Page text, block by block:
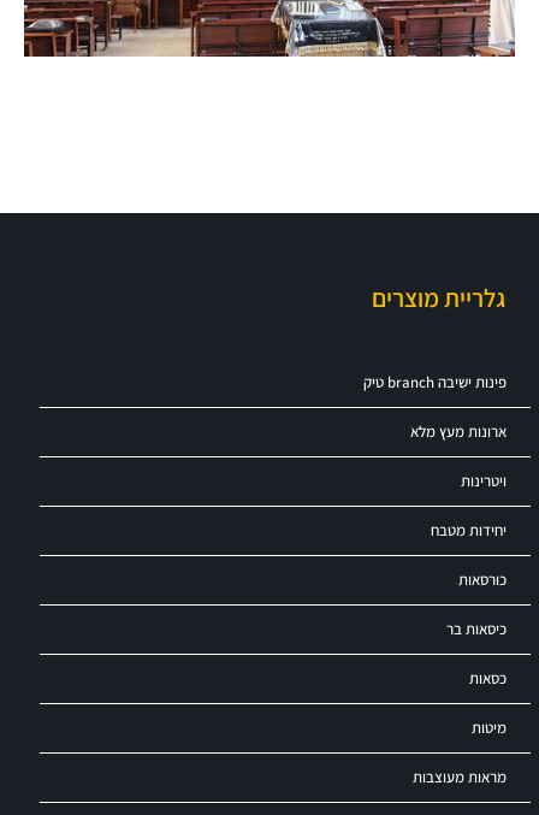
גלריית מוצרים
פינות ישיבה branch טיק
ארונות מעץ מלא
ויטרינות
יחידות מטבח
כורסאות
כיסאות בר
כסאות
מיטות
מראות מעוצבות